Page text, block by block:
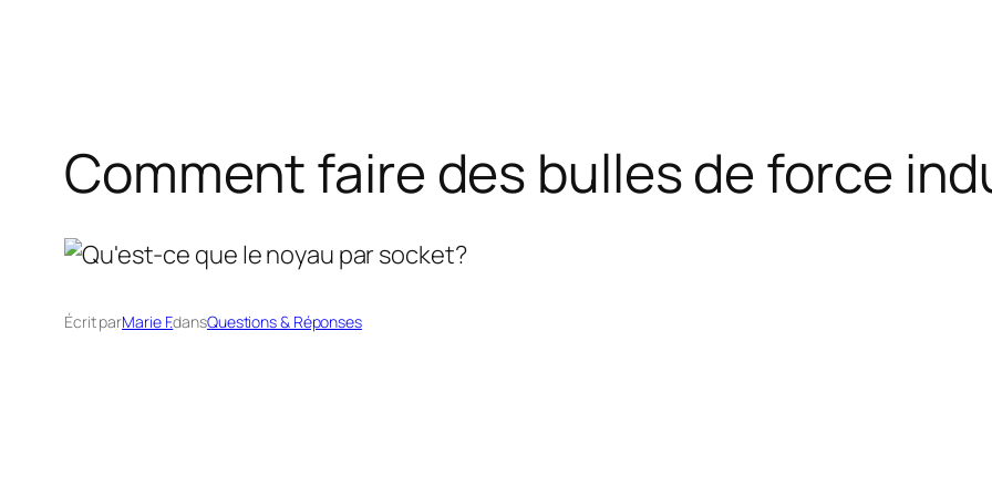
Comment faire des bulles de force
Écrit parMarie F.dansQuestions & Réponses